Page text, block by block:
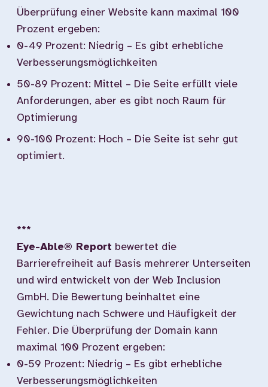
Überprüfung einer Website kann maximal 100
Prozent ergeben:
0-49 Prozent: Niedrig – Es gibt erhebliche
Verbesserungsmöglichkeiten
50-89 Prozent: Mittel – Die Seite erfüllt viele
Anforderungen, aber es gibt noch Raum für
Optimierung
90-100 Prozent: Hoch – Die Seite ist sehr gut
optimiert.
***
Eye-Able® Report bewertet die
Barrierefreiheit auf Basis mehrerer Unterseiten
und wird entwickelt von der Web Inclusion
GmbH. Die Bewertung beinhaltet eine
Gewichtung nach Schwere und Häufigkeit der
Fehler. Die Überprüfung der Domain kann
maximal 100 Prozent ergeben:
0-59 Prozent: Niedrig – Es gibt erhebliche
Verbesserungsmöglichkeiten